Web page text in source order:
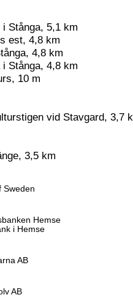
i Stånga, 5,1 km
est, 4,8 km
4,8 km
i Stånga, 4,8 km
10 m
vid Stavgard, 3,7
3,5 km
Sweden
Hemse
i Hemse
AB
AB